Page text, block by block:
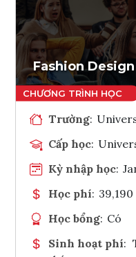
Fashion
Trường:
Cấp học:
Kỳ nhập học:
Học phí: 39,190
Học bổng: Có
Sinh hoạt phí: